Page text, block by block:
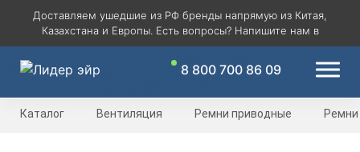
Доставляем ушедшие из РФ бренды напрямую из Китая,
Казахстана и Европы. Есть вопросы? Напишите нам в
8 800 700 86 09
Каталог Вентиляция Ремни приводные